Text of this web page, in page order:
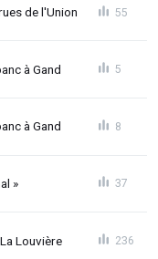
de l'Union 55
à Gand 5
à Gand 8
» 37
Louvière 236